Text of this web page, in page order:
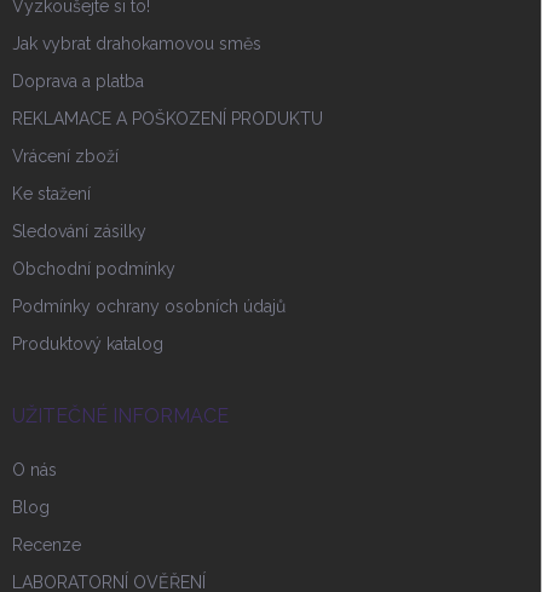
Vyzkoušejte si to!
Jak vybrat drahokamovou směs
Doprava a platba
REKLAMACE A POŠKOZENÍ PRODUKTU
Vrácení zboží
Ke stažení
Sledování zásilky
Obchodní podmínky
Podmínky ochrany osobních údajů
Produktový katalog
UŽITEČNÉ INFORMACE
O nás
Blog
Recenze
LABORATORNÍ OVĚŘENÍ